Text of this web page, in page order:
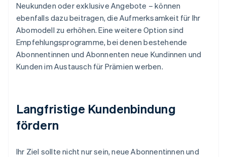
Neukunden oder exklusive Angebote – können
ebenfalls dazu beitragen, die Aufmerksamkeit für Ihr
Abomodell zu erhöhen. Eine weitere Option sind
Empfehlungsprogramme, bei denen bestehende
Abonnentinnen und Abonnenten neue Kundinnen und
Kunden im Austausch für Prämien werben.
Langfristige Kundenbindung
fördern
Ihr Ziel sollte nicht nur sein, neue Abonnentinnen und